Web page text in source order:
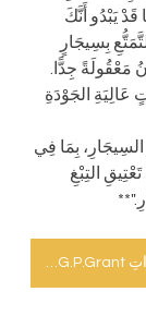
قَدْ يَبْدُو أَنَّكَ
بِسِيجَارٍ
مَعْقُولَةً جِدًّا.
عَالِيَةِ الجَوْدَةِ
بِمَا فِي
التِبْغِ